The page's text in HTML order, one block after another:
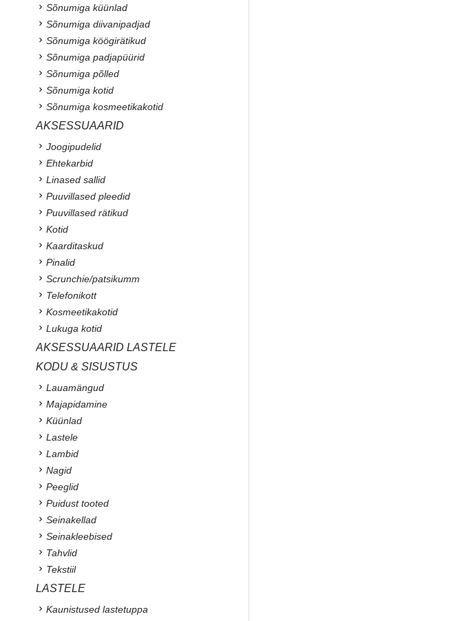
Sõnumiga küünlad
Sõnumiga diivanipadjad
Sõnumiga köögirätikud
Sõnumiga padjapüürid
Sõnumiga põlled
Sõnumiga kotid
Sõnumiga kosmeetikakotid
AKSESSUAARID
Joogipudelid
Ehtekarbid
Linased sallid
Puuvillased pleedid
Puuvillased rätikud
Kotid
Kaarditaskud
Pinalid
Scrunchie/patsikumm
Telefonikott
Kosmeetikakotid
Lukuga kotid
AKSESSUAARID LASTELE
KODU & SISUSTUS
Lauamängud
Majapidamine
Küünlad
Lastele
Lambid
Nagid
Peeglid
Puidust tooted
Seinakellad
Seinakleebised
Tahvlid
Tekstiil
LASTELE
Kaunistused lastetuppa